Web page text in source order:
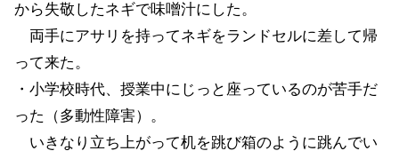
から失敬したネギで味噌汁にした。
両手にアサリを持ってネギをランドセルに差して帰
って来た。
・小学校時代、授業中にじっと座っているのが苦手だ
った（多動性障害）。
いきなり立ち上がって机を跳び箱のように跳んでい